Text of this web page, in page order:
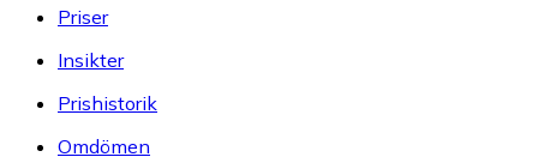
Priser
Insikter
Prishistorik
Omdömen